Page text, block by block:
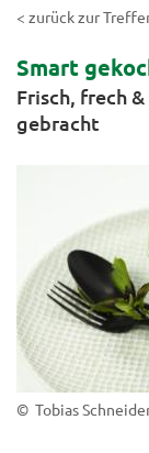
< zurück zur
Smart
Frisch, frech
gebracht
© Tobias